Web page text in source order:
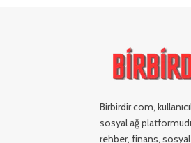
Birbirdir.com,
sosyal ağ
rehber, finans,